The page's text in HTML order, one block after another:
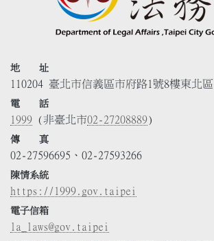
地 址
110204 臺北市信義區市府路1號8樓東北區
電 話
1999 (非臺北市02-27208889)
傳 真
02-27596695、02-27593266
陳情系統
https://1999.gov.taipei
電子信箱
la_laws@gov.taipei